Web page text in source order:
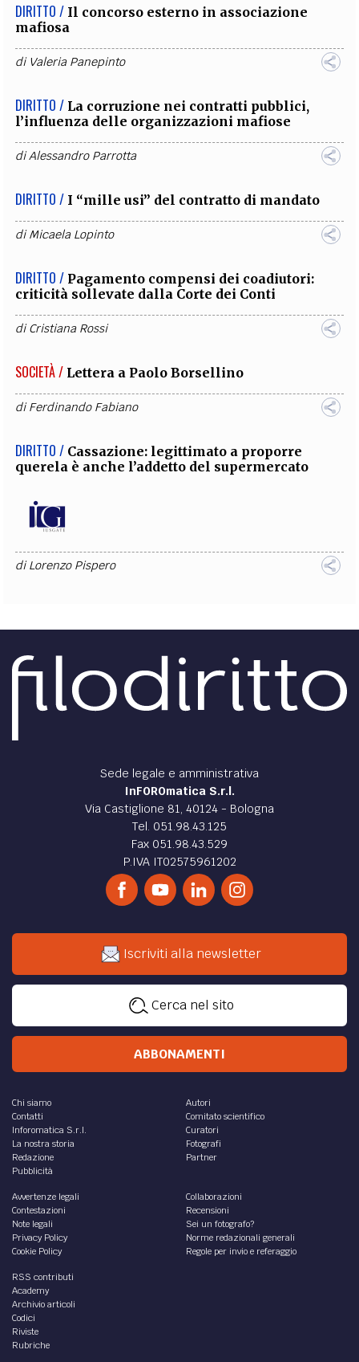
DIRITTO / Il concorso esterno in associazione
mafiosa
di Valeria Panepinto
DIRITTO / La corruzione nei contratti pubblici,
l’influenza delle organizzazioni mafiose
diAlessandro Parrotta
DIRITTO / I “mille usi” del contratto di mandato
diMicaela Lopinto
DIRITTO / Pagamento compensi dei coadiutori:
criticità sollevate dalla Corte dei Conti
diCristiana Rossi
SOCIETÀ / Lettera a Paolo Borsellino
diFerdinando Fabiano
DIRITTO / Cassazione: legittimato a proporre
querela è anche l’addetto del supermercato
diLorenzo Pispero
Sede legale e amministrativa
InFOROmatica S.r.l.
Via Castiglione 81, 40124 - Bologna
Tel. 051.98.43.125
Fax 051.98.43.529
P.IVA IT02575961202
Iscriviti alla newsletter
Cerca nel sito
ABBONAMENTI
Chi siamo
Contatti
Inforomatica S.r.l.
La nostra storia
Redazione
Pubblicità
Autori
Comitato scientifico
Curatori
Fotografi
Partner
Avvertenze legali
Contestazioni
Note legali
Privacy Policy
Cookie Policy
Collaborazioni
Recensioni
Sei un fotografo?
Norme redazionali generali
Regole per invio e referaggio
RSS contributi
Academy
Archivio articoli
Codici
Riviste
Rubriche